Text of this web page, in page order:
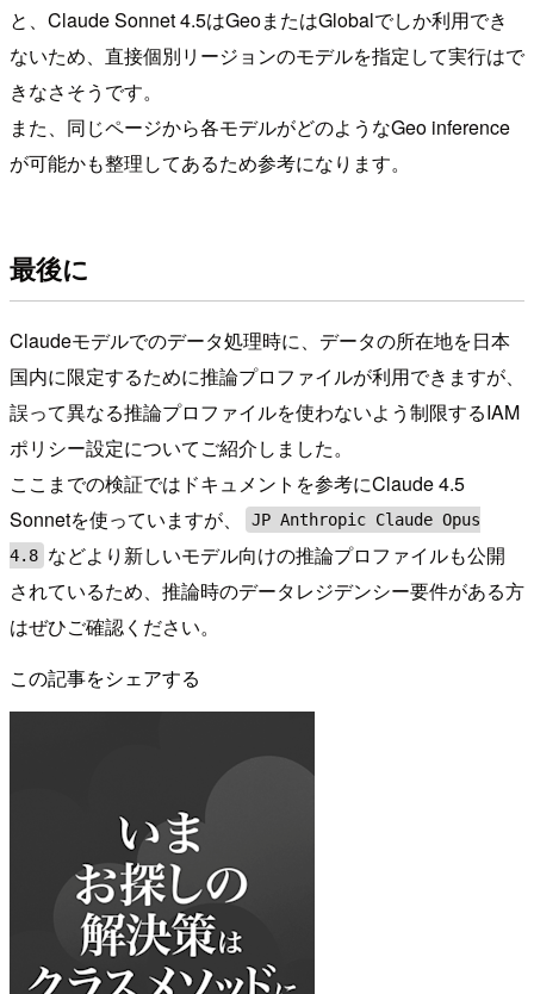
と、Claude Sonnet 4.5はGeoまたはGlobalでしか利用でき
ないため、直接個別リージョンのモデルを指定して実行はで
きなさそうです。
また、同じページから各モデルがどのようなGeo inference
が可能かも整理してあるため参考になります。
最後に
Claudeモデルでのデータ処理時に、データの所在地を日本
国内に限定するために推論プロファイルが利用できますが、
誤って異なる推論プロファイルを使わないよう制限するIAM
ポリシー設定についてご紹介しました。
ここまでの検証ではドキュメントを参考にClaude 4.5
Sonnetを使っていますが、
JP Anthropic Claude Opus
4.8 などより新しいモデル向けの推論プロファイルも公開
されているため、推論時のデータレジデンシー要件がある方
はぜひご確認ください。
この記事をシェアする